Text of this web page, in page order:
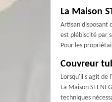
La Maison
Artisan disposant
est plébiscité par
Pour les
Couvreur
Lorsqu'il s'agit de
La Maison
techniques